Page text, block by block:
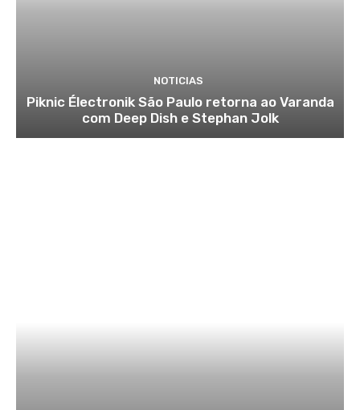
NOTICIAS
Piknic Électronik São Paulo retorna ao Varanda
com Deep Dish e Stephan Jolk